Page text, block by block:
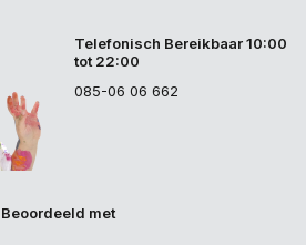
Telefonisch Bereikbaar 10:00
tot 22:00
085-06 06 662
Beoordeeld met